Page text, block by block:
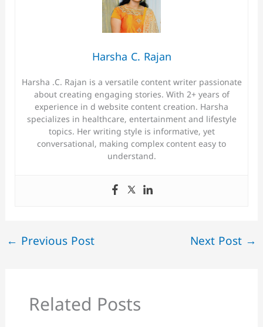
Harsha C. Rajan
Harsha .C. Rajan is a versatile content writer passionate
about creating engaging stories. With 2+ years of
experience in d website content creation. Harsha
specializes in healthcare, entertainment and lifestyle
topics. Her writing style is informative, yet
conversational, making complex content easy to
understand.
← Previous Post Next Post →
Related Posts